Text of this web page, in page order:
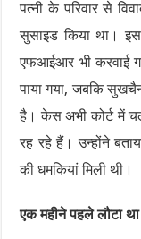
पत्नी के परिवार से
सुसाइड किया था।
एफआईआर भी करवाई
पाया गया, जबकि
है। केस अभी कोर्ट में
रह रहे हैं। उन्होंने
की धमकियां मिली थी।
एक महीने पहले लौटा